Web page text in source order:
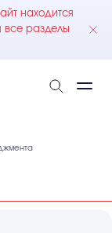
находится
все разделы